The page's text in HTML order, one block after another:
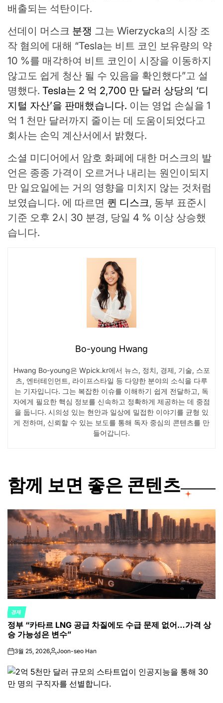
배출되는 석탄이다.
선데이 머스크 분쟁 그는 Wierzycka의 시장 조
작 혐의에 대해 “Tesla는 비트 코인 보유량의 약
10 %를 매각하여 비트 코인이 시장을 이동하지
않고도 쉽게 청산 될 수 있음을 확인했다”고 설
명했다. Tesla는 2 억 2,700 만 달러 상당의 ‘디
지털 자산’을 판매했습니다. 이는 영업 손실을 1
억 1 천만 달러까지 줄이는 데 도움이되었다고
회사는 손익 계산서에서 밝혔다.
소셜 미디어에서 암호 화폐에 대한 머스크의 발
언은 종종 가격이 오르거나 내리는 원인이되지
만 일요일에는 거의 영향을 미치지 않는 것처럼
보였습니다. 에 따르면 퀸 디스크, 동부 표준시
기준 오후 2시 30 분경, 당일 4 % 이상 상승했
습니다.
Bo-young Hwang
Hwang Bo-young은 Wpick.kr에서 뉴스, 정치, 경제, 기술, 스포
츠, 엔터테인먼트, 라이프스타일 등 다양한 분야의 소식을 다루
는 기자입니다. 그는 복잡한 이슈를 이해하기 쉽게 전달하고, 독
자에게 필요한 핵심 정보를 신속하고 정확하게 제공하는 데 중점
을 둡니다. 시의성 있는 현안과 일상에 밀접한 이야기를 균형 있
게 전하며, 신뢰할 수 있는 보도를 통해 독자 중심의 콘텐츠를 만
들어갑니다.
함께 보면 좋은 콘텐츠
POSTED
IN
경제
정부 “카타르 LNG 공급 차질에도 수급 문제 없어…가격 상
승 가능성은 변수”
on3월 25, 2026Posted
Joon-seo Han